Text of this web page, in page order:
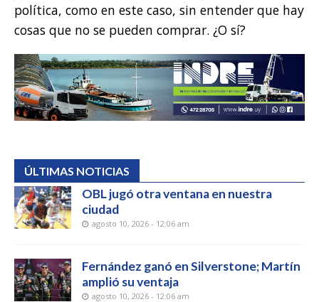
política, como en este caso, sin entender que hay
cosas que no se pueden comprar. ¿O sí?
ÚLTIMAS NOTICIAS
OBL jugó otra ventana en nuestra
ciudad
agosto 10, 2026 - 12:06 am
Fernández ganó en Silverstone; Martín
amplió su ventaja
agosto 10, 2026 - 12:06 am